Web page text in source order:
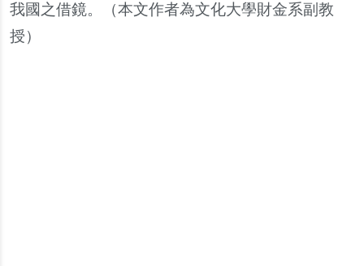
我國之借鏡。 （本文作者為文化大學財金系副教
授）